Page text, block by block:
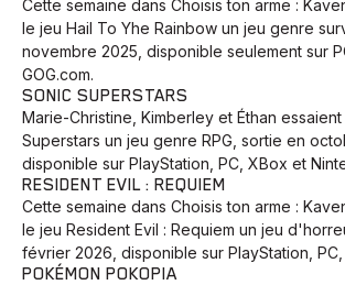
Animaux Avenir Bingo
Développement
Voyage Yoga
Cette semaine dans Choisis ton arme :
le jeu Hail To Yhe Rainbow un jeu genre
novembre 2025, disponible seulement sur
GOG.com.
SONIC SUPERSTARS
Marie-Christine, Kimberley et Éthan
Superstars un jeu genre RPG, sortie en
disponible sur PlayStation, PC, XBox et
RESIDENT EVIL : REQUIEM
Cette semaine dans Choisis ton arme :
le jeu Resident Evil : Requiem un jeu
février 2026, disponible sur PlayStation,
POKÉMON POKOPIA